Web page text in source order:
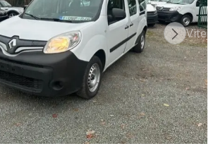
Vite